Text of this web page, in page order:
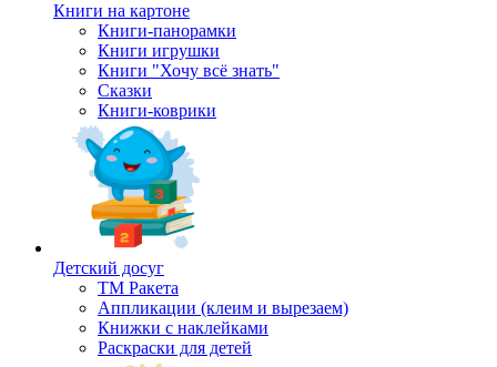
Книги на картоне
Книги-панорамки
Книги игрушки
Книги "Хочу всё знать"
Сказки
Книги-коврики
Детский досуг
ТМ Ракета
Аппликации (клеим и вырезаем)
Книжки с наклейками
Раскраски для детей